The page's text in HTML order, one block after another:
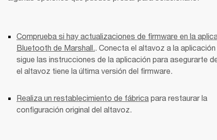
Comprueba si hay actualizaciones de firmware en la
Bluetooth de Marshall.. Conecta el altavoz a la aplicación
sigue las instrucciones de la aplicación para asegurarte
el altavoz tiene la última versión del firmware.
Realiza un restablecimiento de fábrica para restaurar la
configuración original del altavoz.